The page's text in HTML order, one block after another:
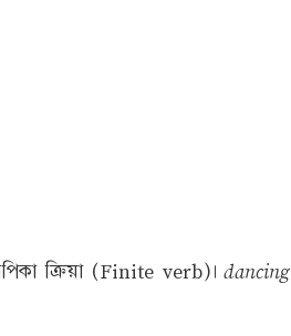
ক্রিয়া (Finite verb)।dancing